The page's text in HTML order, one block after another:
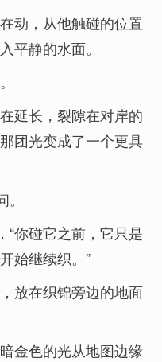
动，从他触碰的位置
平静的水面。
延长，裂隙在对岸的
团光变成了一个更具
“你碰它之前，它只是
始继续织。”
放在织锦旁边的地面
金色的光从地图边缘